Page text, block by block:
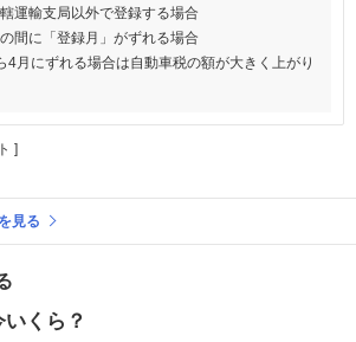
運輸支局以外で登録する場合
間に「登録月」がずれる場合
4月にずれる場合は自動車税の額が大きく上がり
]
見る
くら？